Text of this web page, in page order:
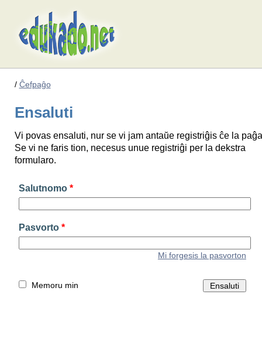
/ Ĉefpaĝo
Ensaluti
Vi povas ensaluti, nur se vi jam antaŭe registriĝis ĉe la
Se vi ne faris tion, necesus unue registriĝi per la dekstra
formularo.
Salutnomo *
Pasvorto *
Mi forgesis la pasvorton
Memoru min